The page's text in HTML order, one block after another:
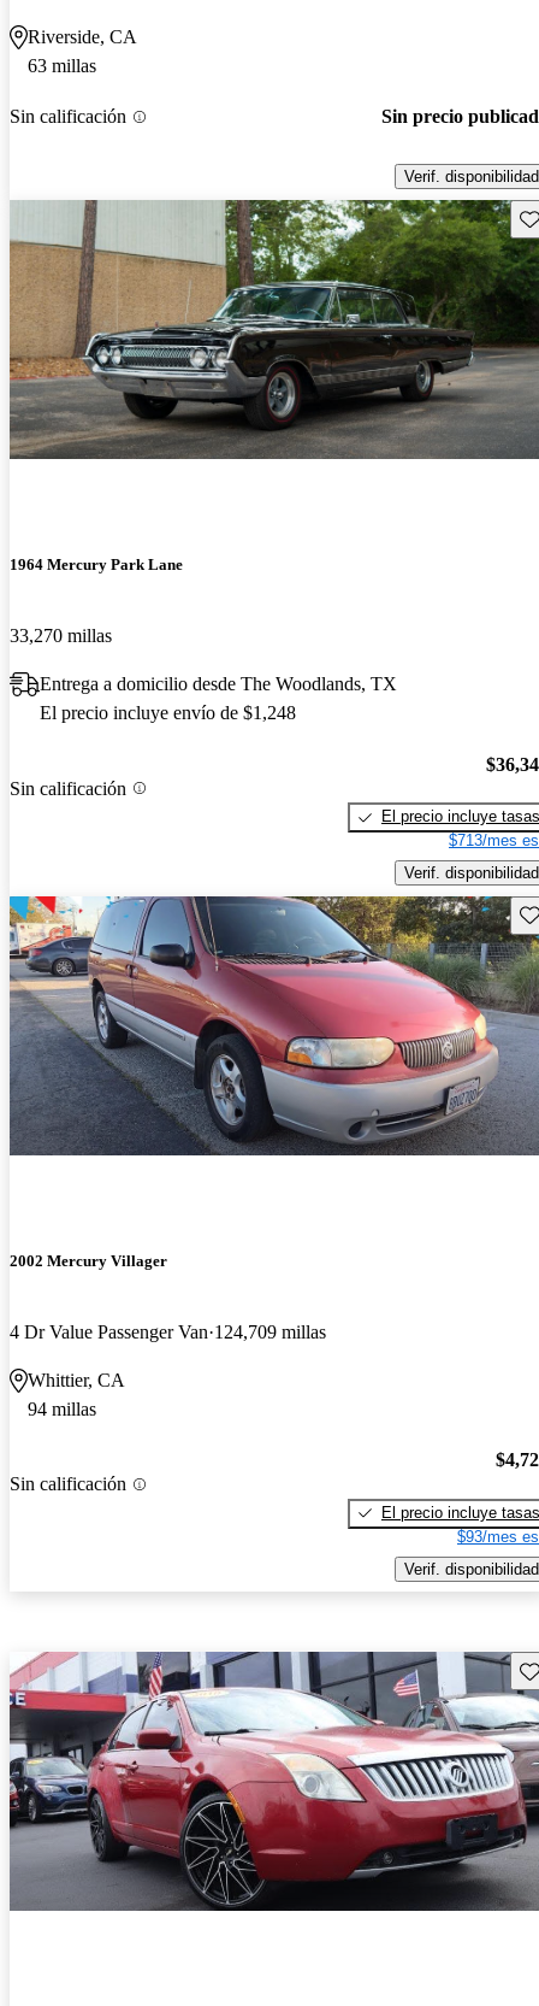
Riverside, CA
63 millas
Sin calificación Sin precio
Verif. disponibilidad
1964 Mercury Park Lane
33,270 millas
Entrega a domicilio desde The Woodlands, TX
El precio incluye envío de $1,248
Sin calificación
El precio incluye tasas
$713/mes
Verif. disponibilidad
2002 Mercury Villager
4 Dr Value Passenger Van 124,709 millas
Whittier, CA
94 millas
Sin calificación
El precio incluye tasas
$93/mes
Verif. disponibilidad